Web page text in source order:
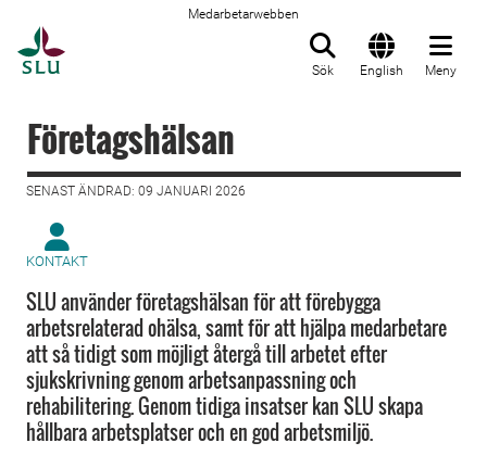
Medarbetarwebben
Sök English Meny
Företagshälsan
SENAST ÄNDRAD: 09 JANUARI 2026
KONTAKT
SLU använder företagshälsan för att förebygga
arbetsrelaterad ohälsa, samt för att hjälpa medarbetare
att så tidigt som möjligt återgå till arbetet efter
sjukskrivning genom arbetsanpassning och
rehabilitering. Genom tidiga insatser kan SLU skapa
hållbara arbetsplatser och en god arbetsmiljö.